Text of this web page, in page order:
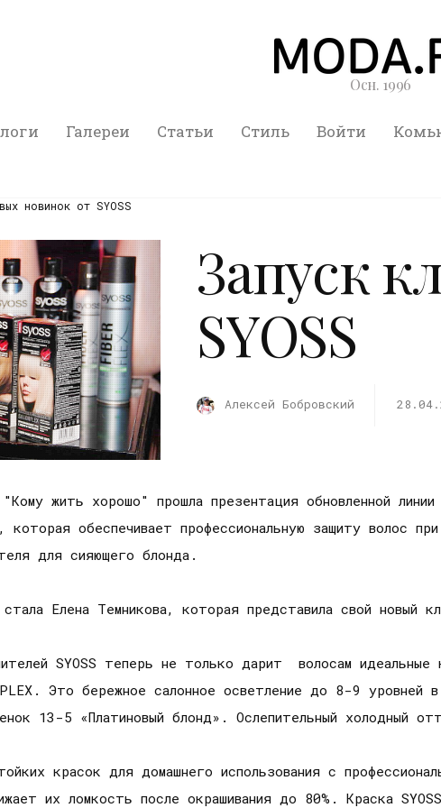
Осн. 1996
Галереи Статьи Стиль Войти
новинок от SYOSS
Запуск
SYOSS
Алексей Бобровский
жить хорошо" прошла презентация обновленной
которая обеспечивает профессиональную защиту волос
для сияющего блонда.
стала Елена Темникова, которая представила свой новый
SYOSS теперь не только дарит волосам
Это бережное салонное осветление до 8-9
13-5 «Платиновый блонд». Ослепительный холодный
красок для домашнего использования с
их ломкость после окрашивания до 80%. Краска